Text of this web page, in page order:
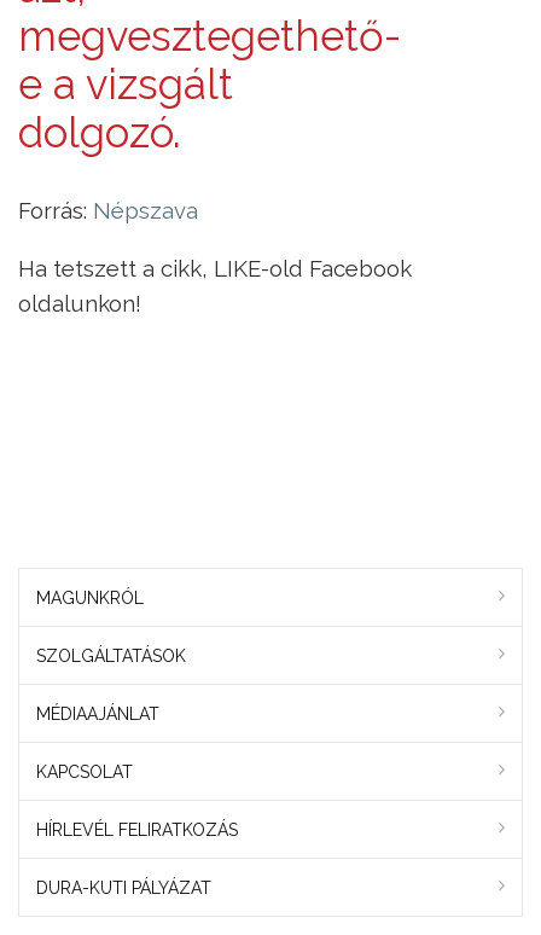
megvesztegethető-
e a vizsgált
dolgozó.
Forrás: Népszava
Ha tetszett a cikk, LIKE-old Facebook
oldalunkon!
MAGUNKRÓL
SZOLGÁLTATÁSOK
MÉDIAAJÁNLAT
KAPCSOLAT
HÍRLEVÉL FELIRATKOZÁS
DURA-KUTI PÁLYÁZAT